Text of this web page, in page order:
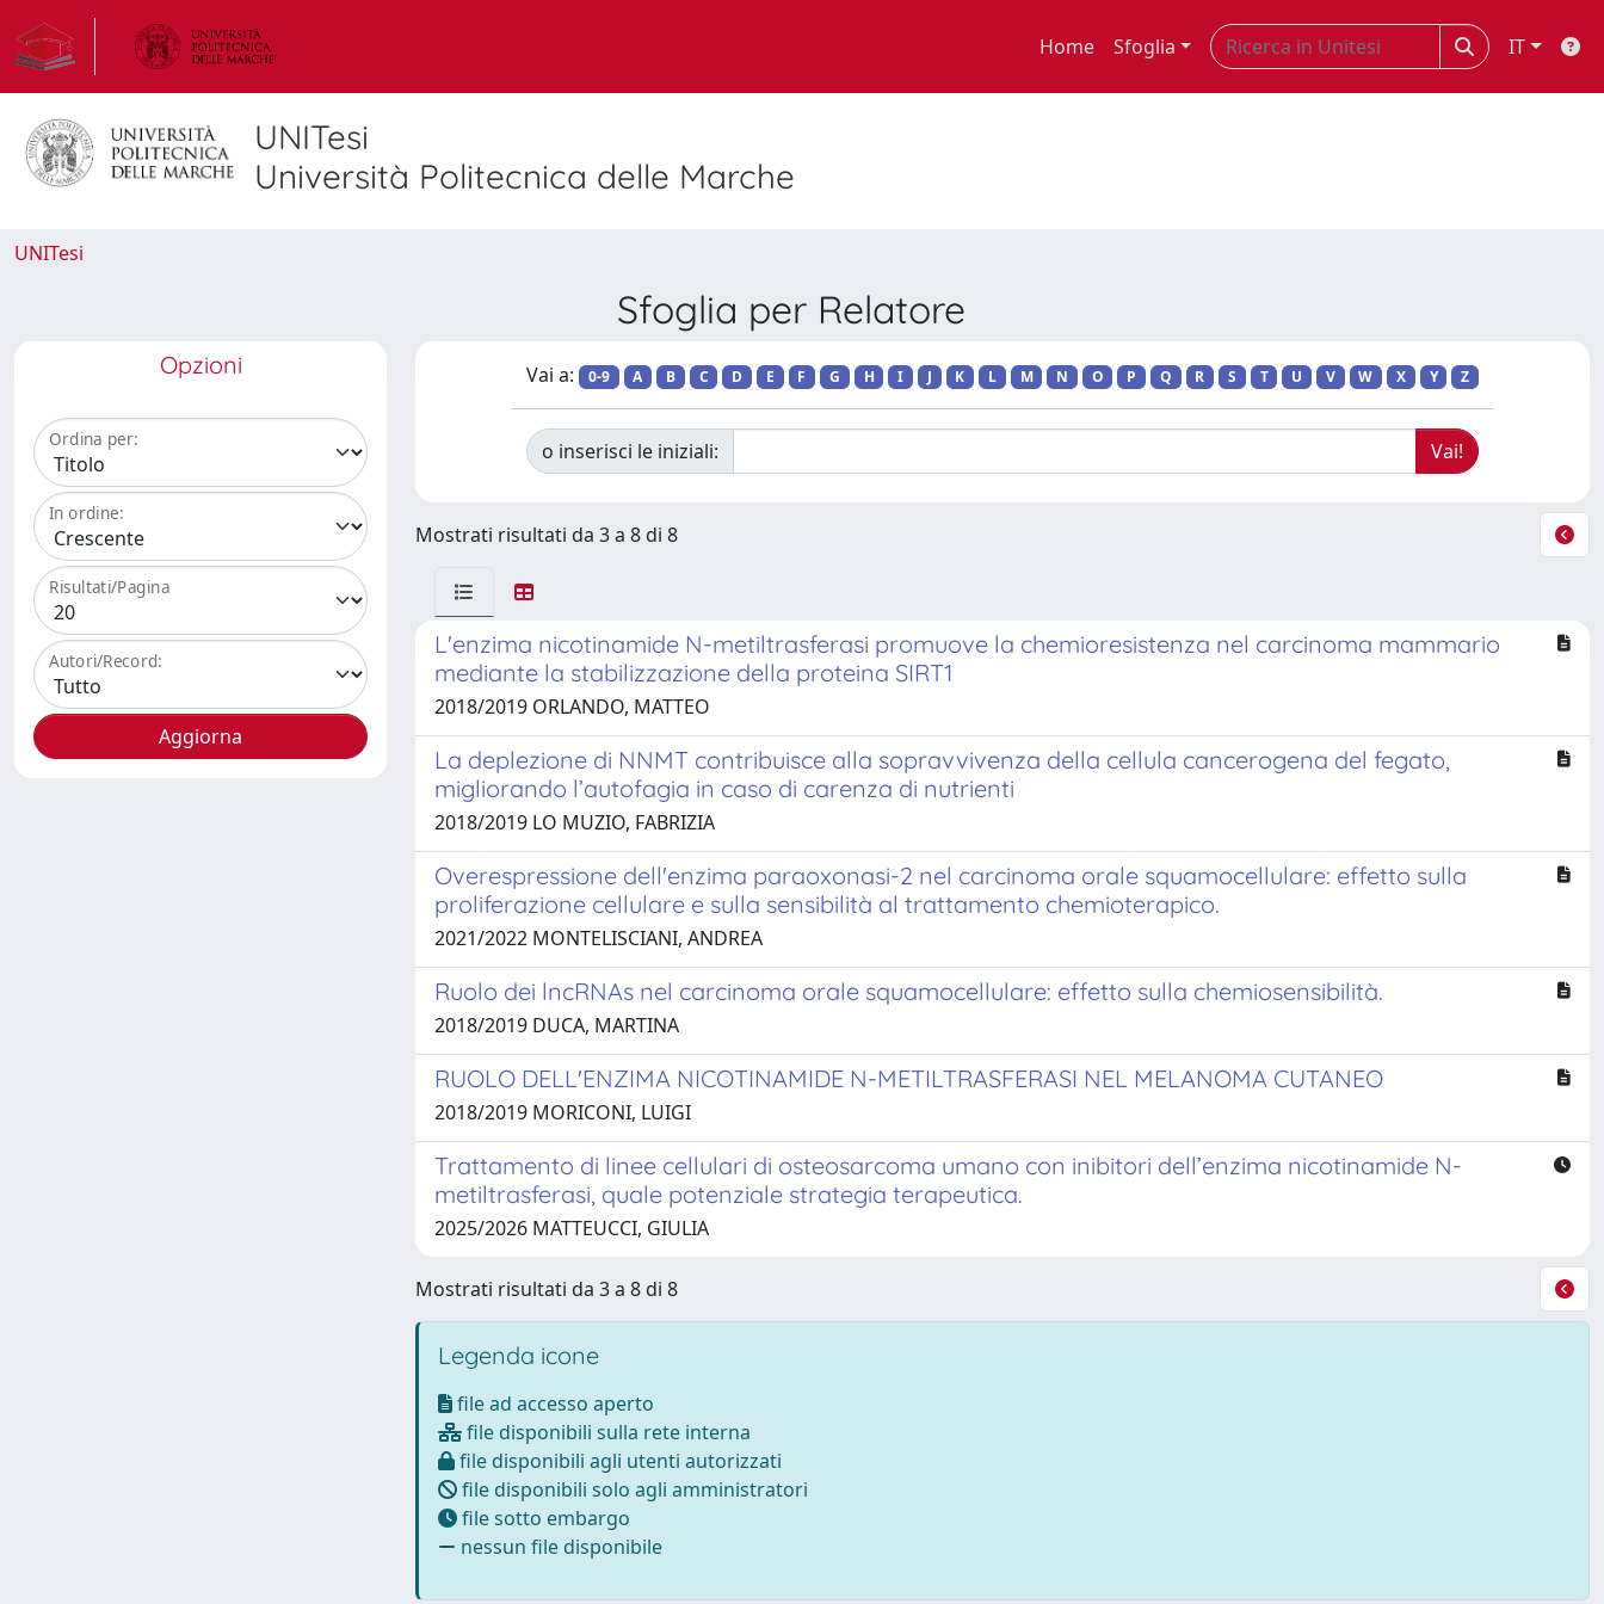
Home Sfoglia IT
UNITesi
Università Politecnica delle Marche
UNITesi
Sfoglia per Relatore
Opzioni
Ordina per:
In ordine:
Risultati/Pagina
Autori/Record:
Vai a: 0-9 A B C D E F G H I J K L M N O P Q R S T U V W X Y Z
o inserisci le iniziali:
Mostrati risultati da 3 a 8 di 8
L'enzima nicotinamide N-metiltrasferasi promuove la chemioresistenza nel carcinoma mammario
mediante la stabilizzazione della proteina SIRT1
2018/2019 ORLANDO, MATTEO
La deplezione di NNMT contribuisce alla sopravvivenza della cellula cancerogena del fegato,
migliorando l’autofagia in caso di carenza di nutrienti
2018/2019 LO MUZIO, FABRIZIA
Overespressione dell'enzima paraoxonasi-2 nel carcinoma orale squamocellulare: effetto sulla
proliferazione cellulare e sulla sensibilità al trattamento chemioterapico.
2021/2022 MONTELISCIANI, ANDREA
Ruolo dei lncRNAs nel carcinoma orale squamocellulare: effetto sulla chemiosensibilità.
2018/2019 DUCA, MARTINA
RUOLO DELL'ENZIMA NICOTINAMIDE N-METILTRASFERASI NEL MELANOMA CUTANEO
2018/2019 MORICONI, LUIGI
Trattamento di linee cellulari di osteosarcoma umano con inibitori dell’enzima nicotinamide N-
metiltrasferasi, quale potenziale strategia terapeutica.
2025/2026 MATTEUCCI, GIULIA
Mostrati risultati da 3 a 8 di 8
Legenda icone
file ad accesso aperto
file disponibili sulla rete interna
file disponibili agli utenti autorizzati
file disponibili solo agli amministratori
file sotto embargo
nessun file disponibile